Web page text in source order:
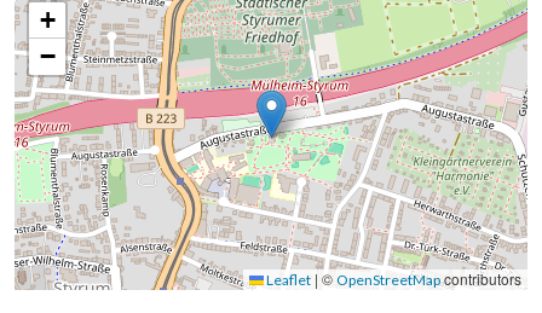
+
−
Leaflet | © OpenStreetMapcontributors